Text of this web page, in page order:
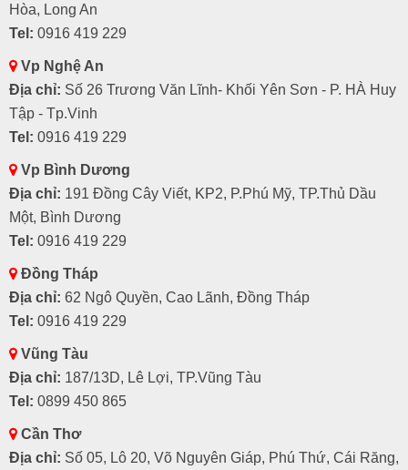
Hòa, Long An
Tel: 0916 419 229
Vp Nghệ An
Địa chỉ: Số 26 Trương Văn Lĩnh- Khối Yên Sơn - P. HÀ Huy
Tập - Tp.Vinh
Tel: 0916 419 229
Vp Bình Dương
Địa chỉ: 191 Đồng Cây Viết, KP2, P.Phú Mỹ, TP.Thủ Dầu
Một, Bình Dương
Tel: 0916 419 229
Đồng Tháp
Địa chỉ: 62 Ngô Quyền, Cao Lãnh, Đồng Tháp
Tel: 0916 419 229
Vũng Tàu
Địa chỉ: 187/13D, Lê Lợi, TP.Vũng Tàu
Tel: 0899 450 865
Cần Thơ
Địa chỉ: Số 05, Lô 20, Võ Nguyên Giáp, Phú Thứ, Cái Răng,